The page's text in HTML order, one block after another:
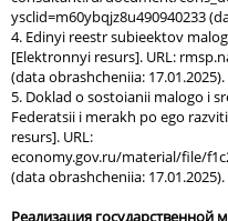
ysclid=m60ybqjz8u490940233
4. Edinyi reestr subieektov
[Elektronnyi resurs]. URL:
(data obrashcheniia: 17.01.2025).
5. Doklad o sostoianii malogo i
Federatsii i merakh po ego
resurs]. URL:
economy.gov.ru/material/file/
(data obrashcheniia: 17.01.2025).
Реализация государственной